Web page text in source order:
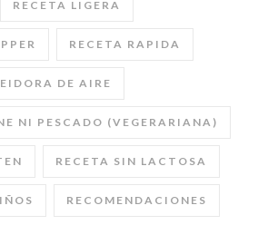
RECETA LIGERA
RECETA RAPIDA
DE AIRE
NI PESCADO (VEGERARIANA)
RECETA SIN LACTOSA
RECOMENDACIONES